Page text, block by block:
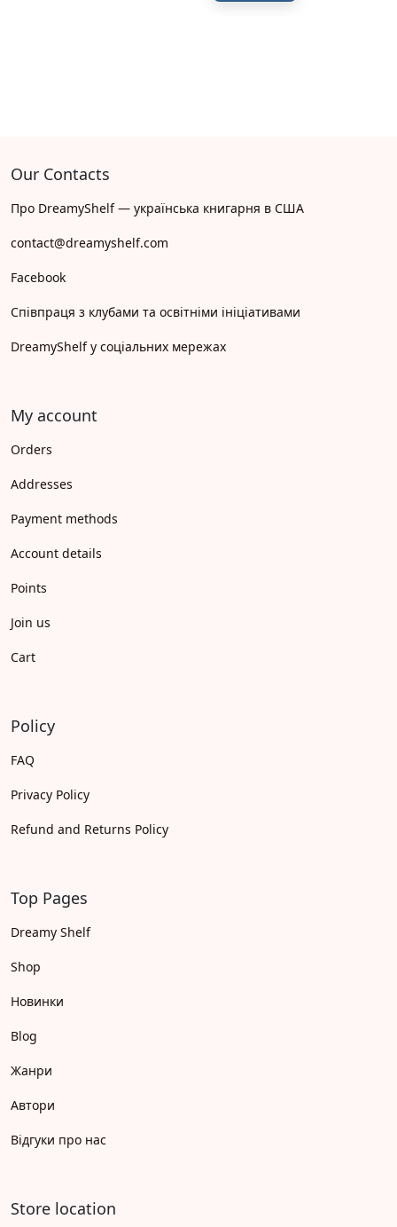
Our Contacts
Про DreamyShelf — українська книгарня в США
contact@dreamyshelf.com
Facebook
Співпраця з клубами та освітніми ініціативами
DreamyShelf у соціальних мережах
My account
Orders
Addresses
Payment methods
Account details
Points
Join us
Cart
Policy
FAQ
Privacy Policy
Refund and Returns Policy
Top Pages
Dreamy Shelf
Shop
Новинки
Blog
Жанри
Автори
Відгуки про нас
Store location